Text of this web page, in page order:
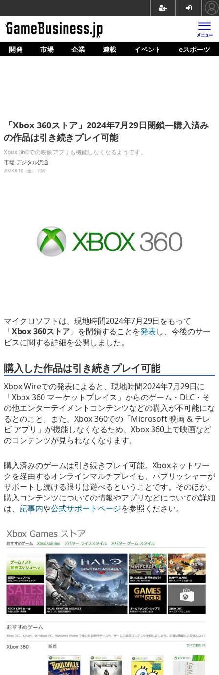
ホーム
企業動向
人材育成
産業政策
開発 市場 企業 連載 イベント eスポーツ
「Xbox 360ストア」2024年7月29日閉鎖―購入済み
の作品は引き続きプレイ可能
Xbox 360での映像アプリも機能しなくなるようです。
市場 デジタル流通
2023.8.18（金） 7:00
マイクロソフトは、現地時間2024年7月29日をもって
「Xbox 360ストア 」を閉鎖することを発表し、今後のサー
ビスに関する詳細を公開しました。
購入した作品は引き続きプレイ可能
Xbox Wireでの発表によると、現地時間2024年7月29日に
「Xbox 360 マーケットプレイス」からのゲーム・DLC・そ
の他エンターテイメントコンテンツなどの購入が不可能にな
るとのこと。また、Xbox 360での「Microsoft 映画 & テレ
ビ アプリ」が機能しなくなるため、Xbox 360上で映画など
のコンテンツが見られなくなります。
購入済みのゲームは引き続きプレイ可能。Xboxネットワー
クを経由するオンラインマルチプレイも、パブリッシャーが
サポートし続ける限りは遊べるということです。そのほか、
購入コンテンツについての情報やアプリなどについての詳細
は、 記事内や公式サポートページを参照ください。